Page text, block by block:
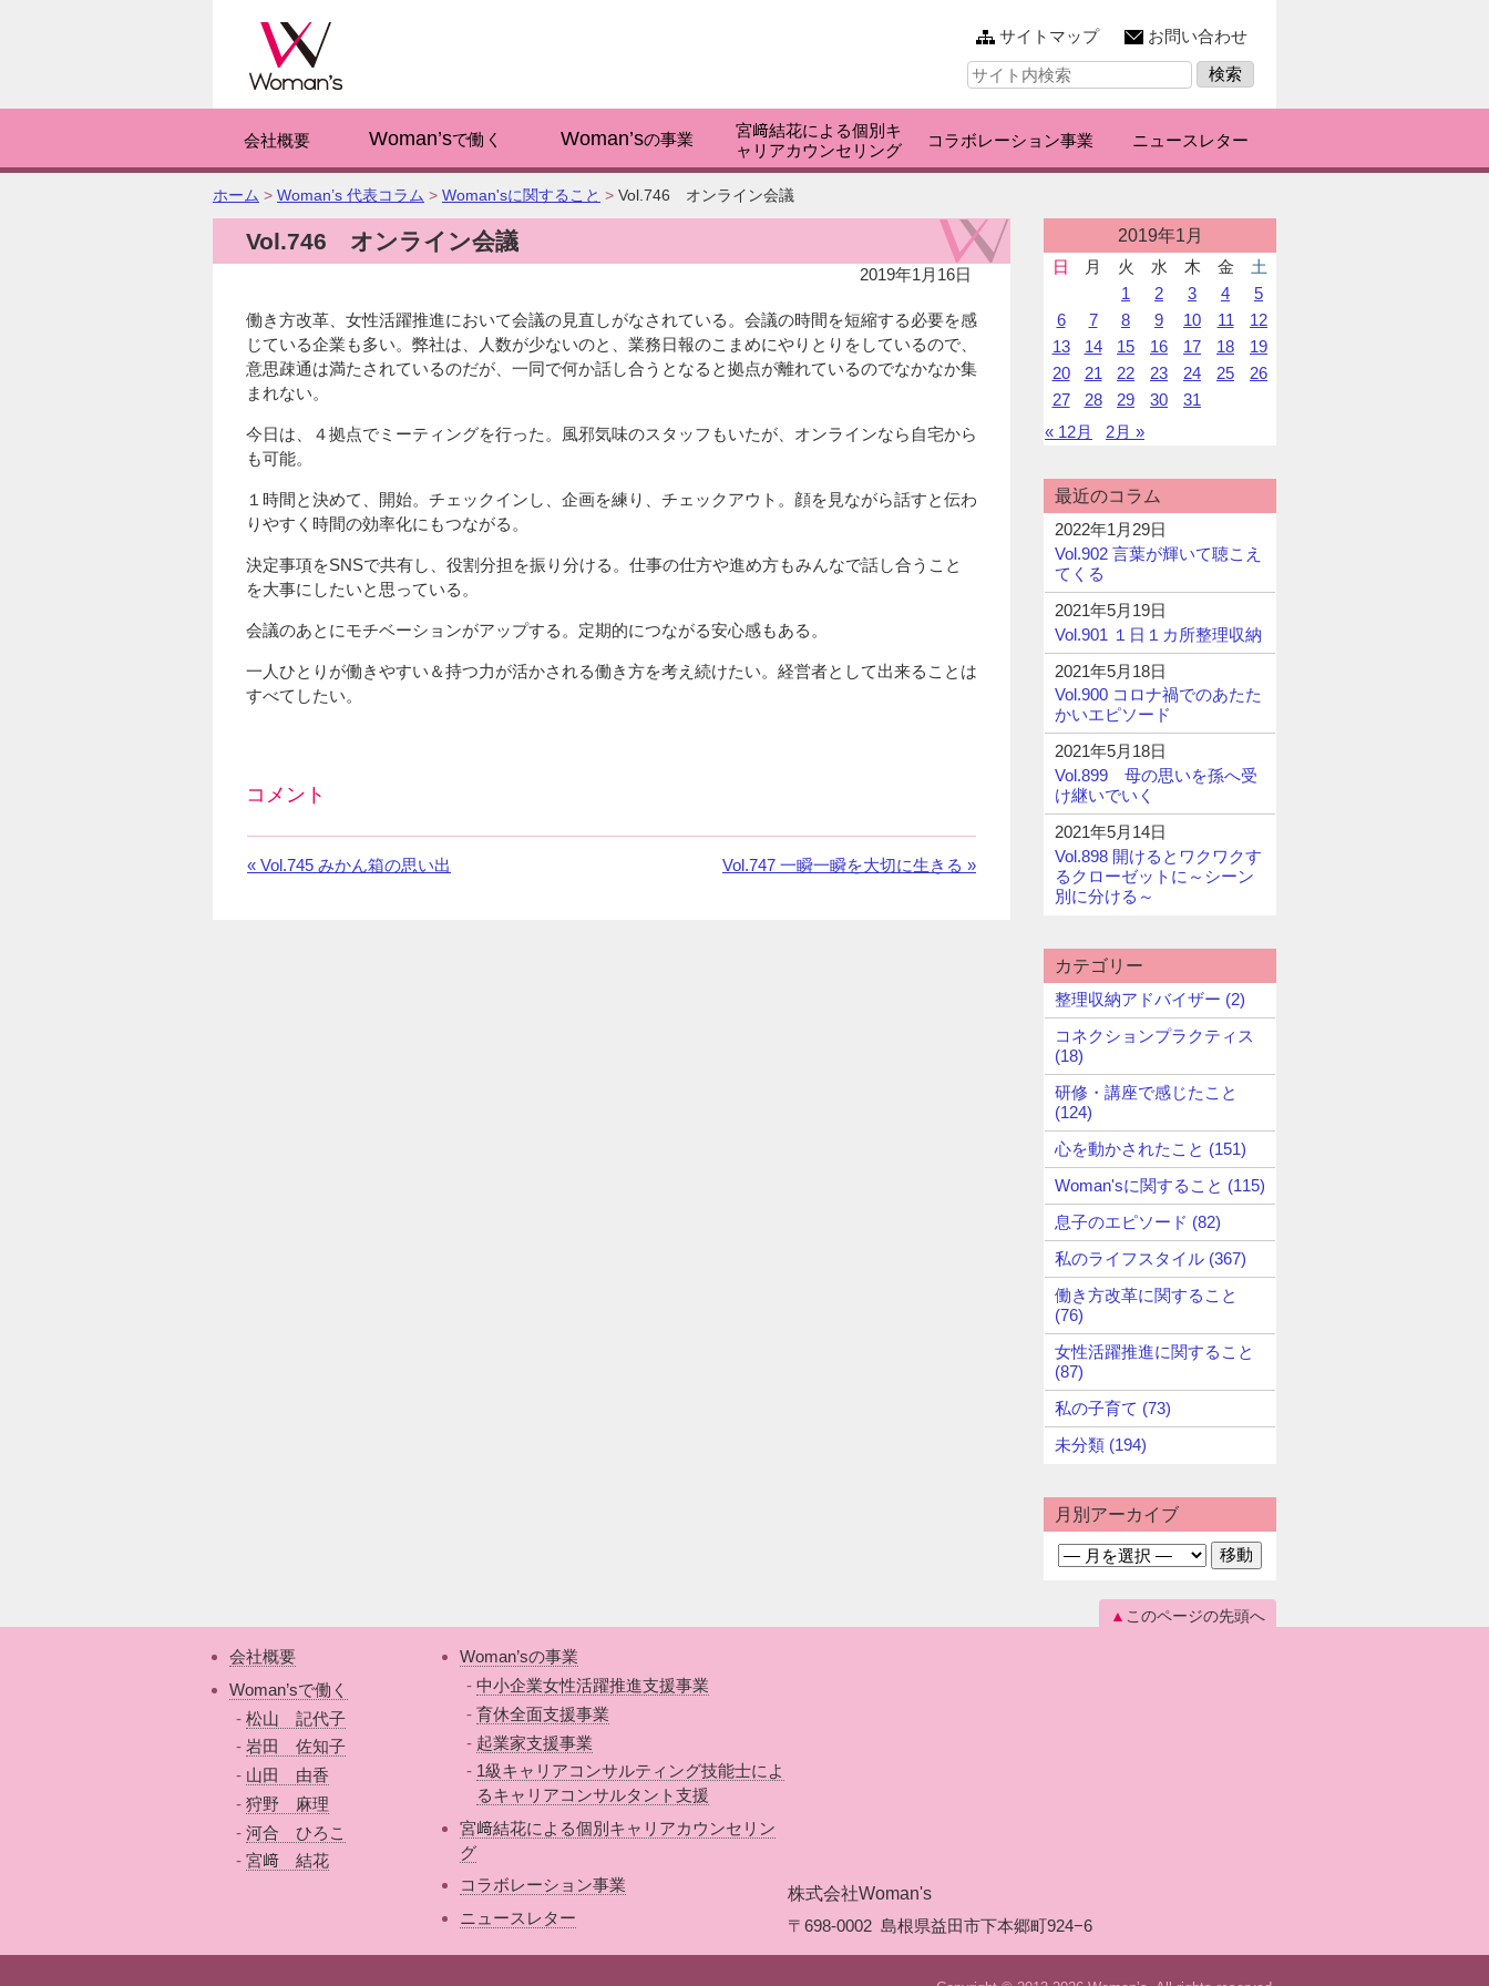
サイトマップ
お問い合わせ
サ
イ
検
索:
会社概要 Woman’sで働く Woman’sの事業
宮﨑結花による個別キ
ャリアカウンセリング
コラボレーション事業 ニュースレター
こ
の
ー
ホーム > Woman’s 代表コラム > Woman'sに関すること > Vol.746 オンライン会議
Vol.746 オンライン会議
2019年1月16日
働き方改革、女性活躍推進において会議の見直しがなされている。会議の時間を短縮する必要を感
じている企業も多い。弊社は、人数が少ないのと、業務日報のこまめにやりとりをしているので、
意思疎通は満たされているのだが、一同で何か話し合うとなると拠点が離れているのでなかなか集
まれない。
今日は、４拠点でミーティングを行った。風邪気味のスタッフもいたが、オンラインなら自宅から
も可能。
１時間と決めて、開始。チェックインし、企画を練り、チェックアウト。顔を見ながら話すと伝わ
りやすく時間の効率化にもつながる。
決定事項をSNSで共有し、役割分担を振り分ける。仕事の仕方や進め方もみんなで話し合うこと
を大事にしたいと思っている。
会議のあとにモチベーションがアップする。定期的につながる安心感もある。
一人ひとりが働きやすい＆持つ力が活かされる働き方を考え続けたい。経営者として出来ることは
すべてしたい。
コメント
コ
« 前
Vol.745 みかん箱の思い出
次
Vol.747 一瞬一瞬を大切に生きる »
稿
カ
ン
ダ
2019年1月
日
月 火 水 木 金
土
1
2 3 4
5
6
7 8 9 10 11
12
13
14 15 16 17 18
19
20
21 22 23 24 25
26
27
28 29 30
31
« 12月
2月 »
最近のコラム
2022年1月29日
Vol.902 言葉が輝いて聴こえ
てくる
2021年5月19日
Vol.901 １日１カ所整理収納
2021年5月18日
Vol.900 コロナ禍でのあたた
かいエピソード
2021年5月18日
Vol.899 母の思いを孫へ受
け継いでいく
2021年5月14日
Vol.898 開けるとワクワクす
るクローゼットに～シーン
別に分ける～
カテゴリー
整理収納アドバイザー (2)
コネクションプラクティス
(18)
研修・講座で感じたこと
(124)
心を動かされたこと (151)
Woman'sに関すること (115)
息子のエピソード (82)
私のライフスタイル (367)
働き方改革に関すること
(76)
女性活躍推進に関すること
(87)
私の子育て (73)
未分類 (194)
月別アーカイブ
会社概要
Woman’sで働く
松山 記代子
岩田 佐知子
山田 由香
狩野 麻理
河合 ひろこ
宮﨑 結花
Woman’sの事業
中小企業女性活躍推進支援事業
育休全面支援事業
起業家支援事業
1級キャリアコンサルティング技能士によ
るキャリアコンサルタント支援
宮﨑結花による個別キャリアカウンセリン
グ
コラボレーション事業
ニュースレター
株式会社Woman's
〒698-0002 島根県益田市下本郷町924−6
このページの先頭へ